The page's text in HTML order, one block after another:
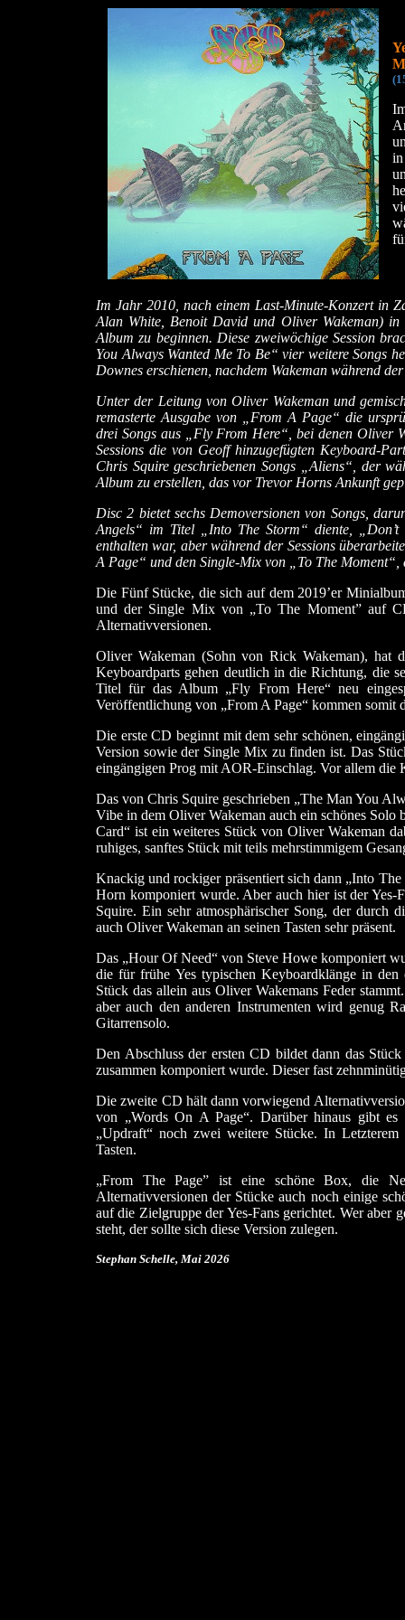
Im Jahr 2010, nach einem Last-Minute-Konzert in
Alan White, Benoit David und Oliver Wakeman)
Album zu beginnen. Diese zweiwöchige Session
You Always Wanted Me To Be“ vier weitere Songs
Downes erschienen, nachdem Wakeman während
Unter der Leitung von Oliver Wakeman und
remasterte Ausgabe von „From A Page“ die
drei Songs aus „Fly From Here“, bei denen Oliver
Sessions die von Geoff hinzugefügten Keyboard-
Chris Squire geschriebenen Songs „Aliens“, der
Album zu erstellen, das vor Trevor Horns Ankunft
Disc 2 bietet sechs Demoversionen von Songs,
Angels“ im Titel „Into The Storm“ diente,
enthalten war, aber während der Sessions
A Page“ und den Single-Mix von „To The
Die Fünf Stücke, die sich auf dem 2019’er
und der Single Mix von „To The Moment” auf
Alternativversionen.
Oliver Wakeman (Sohn von Rick Wakeman), hat
Keyboardparts gehen deutlich in die Richtung, die
Titel für das Album „Fly From Here“ neu
Veröffentlichung von „From A Page“ kommen somit
Die erste CD beginnt mit dem sehr schönen,
Version sowie der Single Mix zu finden ist. Das
eingängigen Prog mit AOR-Einschlag. Vor allem die
Das von Chris Squire geschrieben „The Man You
Vibe in dem Oliver Wakeman auch ein schönes
Card“ ist ein weiteres Stück von Oliver Wakeman
ruhiges, sanftes Stück mit teils mehrstimmigem
Knackig und rockiger präsentiert sich dann „Into
Horn komponiert wurde. Aber auch hier ist der
Squire. Ein sehr atmosphärischer Song, der durch
auch Oliver Wakeman an seinen Tasten sehr präsent.
Das „Hour Of Need“ von Steve Howe komponiert
die für frühe Yes typischen Keyboardklänge in
Stück das allein aus Oliver Wakemans Feder
aber auch den anderen Instrumenten wird genug
Gitarrensolo.
Den Abschluss der ersten CD bildet dann das
zusammen komponiert wurde. Dieser fast
Die zweite CD hält dann vorwiegend
von „Words On A Page“. Darüber hinaus gibt
„Updraft“ noch zwei weitere Stücke. In
Tasten.
„From The Page” ist eine schöne Box, die
Alternativversionen der Stücke auch noch einige
auf die Zielgruppe der Yes-Fans gerichtet. Wer aber
steht, der sollte sich diese Version zulegen.
Stephan Schelle, Mai 2026